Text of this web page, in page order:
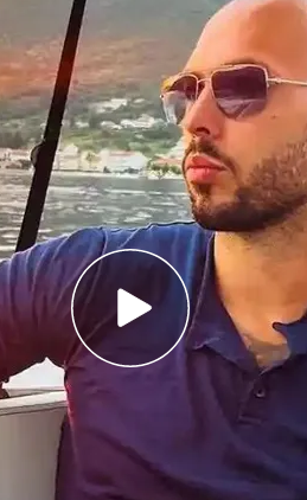
derecha considerado
que “las mujeres son
es encontrar a un cliente
su negocio de webcams
en la que, dicen, enseña a